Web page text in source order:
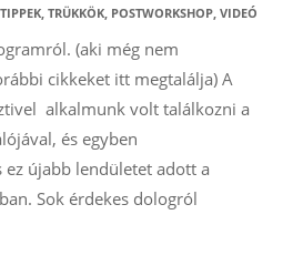
TRÜKKÖK, POSTWORKSHOP, VIDEÓ
(aki még nem
cikkeket itt megtalálja) A
alkalmunk volt találkozni a
és egyben
újabb lendületet adott a
Sok érdekes dologról